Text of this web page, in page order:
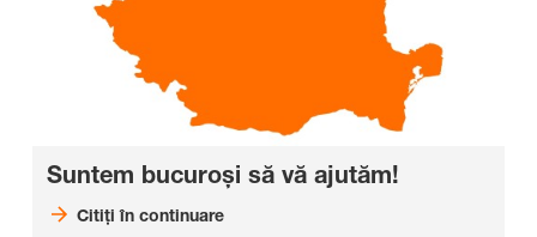
Suntem bucuroși să vă ajutăm!
Citiți în continuare